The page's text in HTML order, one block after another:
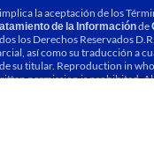
la aceptación de los
de la Informaciónde
los Derechos Reservados
así como su traducción a
su titular. Reproduction in
permission is prohibited.